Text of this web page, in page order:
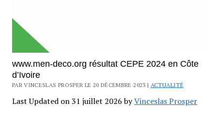
www.men-deco.org résultat CEPE 2024 en Côte
d’Ivoire
PAR VINCESLAS PROSPER LE 20 DÉCEMBRE 2023 | ACTUALITÉ
Last Updated on 31 juillet 2026 byVinceslas Prosper